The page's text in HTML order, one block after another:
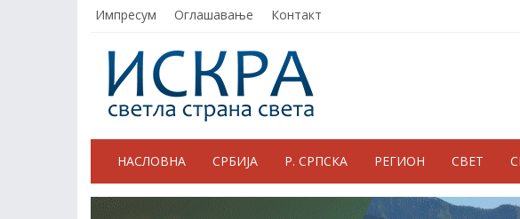
Импресум Оглашавање Контакт
НАСЛОВНА СРБИЈА Р. СРПСКА РЕГИОН СВЕТ